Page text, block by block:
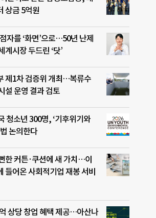
상금 5억원
자를 ‘화면’으로…50년 난제
계시장 두드린 ‘닷’
제1차 검증위 개최…복류수
설 운영 결과 검토
청소년 300명, ‘기후위기와
논의한다
한 커튼·쿠션에 새 가치…이
들어온 사회적기업 재봉 서비
상당 창업 혜택 제공…아산나